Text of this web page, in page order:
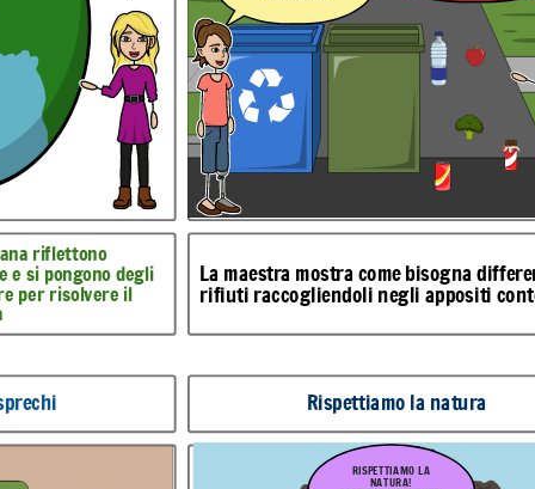
Grazie
noi a non
i boschi e alla prossima lezione!
Grazie per l'attenzione
e alla prossima
lezione!
anche a
pianeta.
a non
per
Come comportarsi a scuola
Rispettiamo la natura
riflettono
e si pongono degli
per risolvere il
La maestra mostra come bisogna
rifiuti raccogliendoli negli appositi
RISPETTIAMO LA
NATURA!